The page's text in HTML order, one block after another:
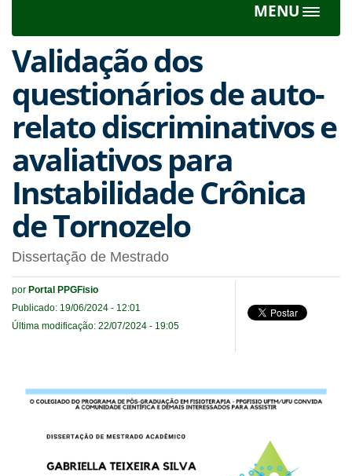
MENU
Toggle
Validação dos
questionários de auto-
relato discriminativos e
avaliativos para
Instabilidade Crônica
de Tornozelo
Dissertação de Mestrado
por Portal PPGFisio
Publicado: 19/06/2024 - 12:01
Última modificação: 22/07/2024 - 19:05